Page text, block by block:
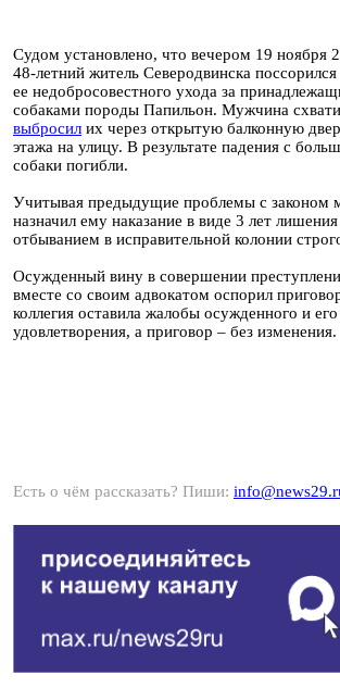
Судом установлено, что вечером 19 ноября
48-летний житель Северодвинска поссорился
ее недобросовестного ухода за
собаками породы Папильон. Мужчина
выбросил их через открытую балконную
этажа на улицу. В результате падения с
собаки погибли.
Учитывая предыдущие проблемы с законом
назначил ему наказание в виде 3 лет
отбыванием в исправительной колонии
Осужденный вину в совершении
вместе со своим адвокатом оспорил
коллегия оставила жалобы осужденного и
удовлетворения, а приговор – без изменения.
Есть о чём рассказать? Пиши: